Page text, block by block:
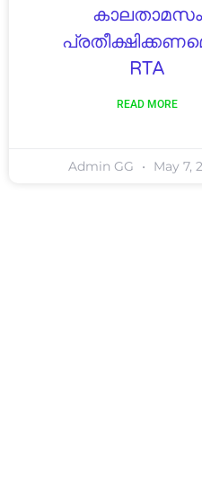
കാലതാമസം
RTA
READ MORE
Admin GG May 7,